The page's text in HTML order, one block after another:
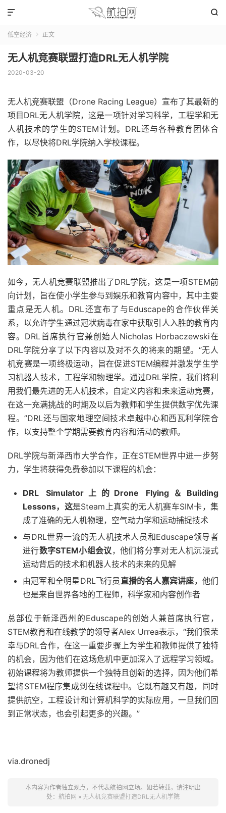


低空经济  正文
无人机竞赛联盟打造DRL无人机学院
2020-03-20
无人机竞赛联盟（Drone Racing League）宣布了其最新的
项目DRL无人机学院，这是一项针对学习科学，工程学和无
人机技术的学生的STEM计划。DRL还与各种教育团体合
作，以尽快将DRL学院纳入学校课程。
如今，无人机竞赛联盟推出了DRL学院，这是一项STEM前
向计划，旨在使小学生参与到娱乐和教育内容中，其中主要
重点是无人机。DRL还宣布了与Eduscape的合作伙伴关
系，以允许学生通过冠状病毒在家中获取引人入胜的教育内
容。DRL首席执行官兼创始人Nicholas Horbaczewski在
DRL学院分享了以下内容以及对不久的将来的期望。“无人
机竞赛是一项终极运动，旨在促进STEM编程并激发学生学
习机器人技术，工程学和物理学。通过DRL学院，我们将利
用我们最先进的无人机技术，自定义内容和未来运动竞赛，
在这一充满挑战的时期及以后为教师和学生提供数字优先课
程。”DRL还与国家地理空间技术卓越中心和西瓦利学院合
作，以支持整个学期需要教育内容和活动的教师。
DRL学院与新泽西市大学合作，正在STEM世界中进一步努
力，学生将获得免费参加以下课程的机会：
DRL Simulator上的Drone Flying＆Building
Lessons，这是Steam上真实的无人机赛车SIM卡，集
成了准确的无人机物理，空气动力学和运动捕捉技术
与DRL世界一流的无人机技术人员和Eduscape领导者
进行数字STEM小组会议，他们将分享对无人机沉浸式
运动背后的技术和机器人技术的未来的见解
由冠军和全明星DRL飞行员直播的名人嘉宾讲座，他们
也是来自世界各地的工程师，科学家和内容创作者
总部位于新泽西州的Eduscape的创始人兼首席执行官，
STEM教育和在线教学的领导者Alex Urrea表示，“我们很荣
幸与DRL合作，在这一重要步骤上为学生和教师提供了独特
的机会，因为他们在这场危机中更加深入了远程学习领域。
初始课程将为教师提供一个独特且创新的选择，因为他们希
望将STEM程序集成到在线课程中。它既有趣又有趣，同时
提供航空，工程设计和计算机科学的实际应用，一旦我们回
到正常状态，也会引起更多的兴趣。”
via.dronedj
本内容为作者独立观点，不代表航拍网立场。如若转载，请注明出
处： 航拍网 » 无人机竞赛联盟打造DRL无人机学院